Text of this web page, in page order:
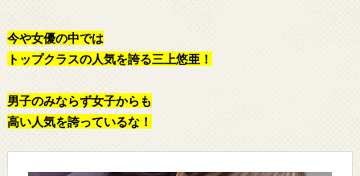
今や女優の中では
トップクラスの人気を誇る三上悠亜！
男子のみならず女子からも
高い人気を誇っているな！